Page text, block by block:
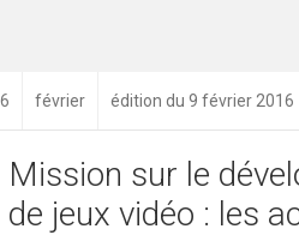
février édition du 9 février 2016
Mission sur le
de jeux vidéo : les